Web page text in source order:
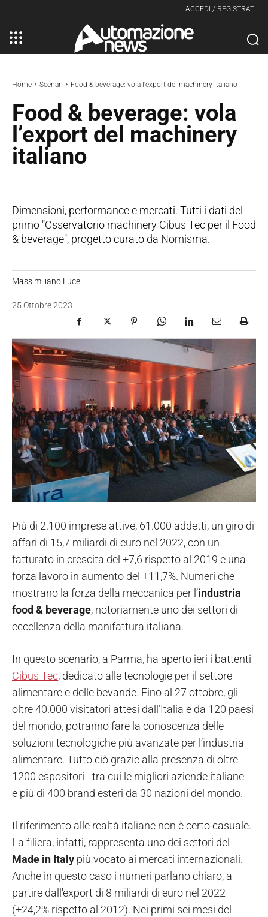
ACCEDI / REGISTRATI
Home Scenari Food & beverage: vola l'export del machinery italiano
Food & beverage: vola
l’export del machinery
italiano
Dimensioni, performance e mercati. Tutti i dati del
primo "Osservatorio machinery Cibus Tec per il Food
& beverage", progetto curato da Nomisma.
Massimiliano Luce
25 Ottobre 2023
Più di 2.100 imprese attive, 61.000 addetti, un giro di
affari di 15,7 miliardi di euro nel 2022, con un
fatturato in crescita del +7,6 rispetto al 2019 e una
forza lavoro in aumento del +11,7%. Numeri che
mostrano la forza della meccanica per l’industria
food & beverage, notoriamente uno dei settori di
eccellenza della manifattura italiana.
In questo scenario, a Parma, ha aperto ieri i battenti
Cibus Tec, dedicato alle tecnologie per il settore
alimentare e delle bevande. Fino al 27 ottobre, gli
oltre 40.000 visitatori attesi dall’Italia e da 120 paesi
del mondo, potranno fare la conoscenza delle
soluzioni tecnologiche più avanzate per l’industria
alimentare. Tutto ciò grazie alla presenza di oltre
1200 espositori - tra cui le migliori aziende italiane -
e più di 400 brand esteri da 30 nazioni del mondo.
Il riferimento alle realtà italiane non è certo casuale.
La filiera, infatti, rappresenta uno dei settori del
Made in Italy più vocato ai mercati internazionali.
Anche in questo caso i numeri parlano chiaro, a
partire dall'export di 8 miliardi di euro nel 2022
(+24,2% rispetto al 2012). Nei primi sei mesi del